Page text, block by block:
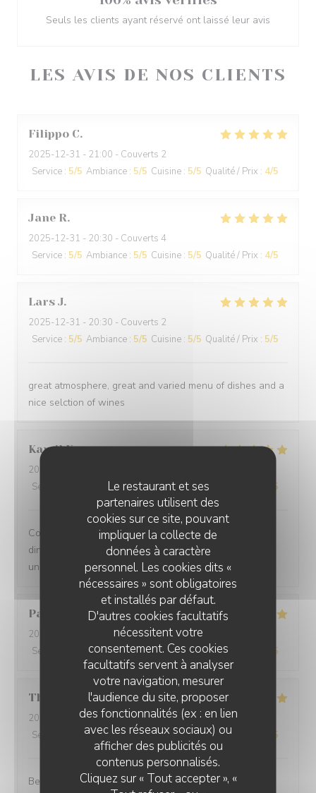
Le restaurant et ses
partenaires utilisent des
cookies sur ce site, pouvant
impliquer la collecte de
données à caractère
personnel. Les cookies dits «
nécessaires » sont obligatoires
et installés par défaut.
D'autres cookies facultatifs
nécessitent votre
consentement. Ces cookies
facultatifs servent à analyser
votre navigation, mesurer
l'audience du site, proposer
des fonctionnalités (ex : en lien
avec les réseaux sociaux) ou
afficher des publicités ou
contenus personnalisés.
Cliquez sur « Tout accepter », «
LES AVIS DE NOS CLIENTS
Filippo C
2025-12-31 - 21:00 - Couverts 2
Service : 5/5 Ambiance : 5/5 Cuisine : 5/5 Qualité / Prix : 4/5
Jane R
2025-12-31 - 20:30 - Couverts 4
Service : 5/5 Ambiance : 5/5 Cuisine : 5/5 Qualité / Prix : 4/5
Lars J
2025-12-31 - 20:30 - Couverts 2
Service : 5/5 Ambiance : 5/5 Cuisine : 5/5 Qualité / Prix : 5/5
great atmosphere, great and varied menu of dishes and a
nice selction of wines
Kamil K
2025-12-31
Service
Ambiance:5/5 Cuisine:5/5 Qualité / Prix /5
Comprehensive restaurant with friendly service. The
dinner was tasty with fresh ingredients and served with
unexpected flavors.
Paolo
2025-12-29
- 20:00 - Couverts 2
Service
Ambiance:5/5 Cuisine: 5/5 Qualité / Prix /5
Thomas
2025-12-31- 20:00 - Couverts 2
Service
Ambiance : 5/5 Cuisine: 5/5 Qualité / Prix /5
Best cuisine in old Nice.
Seuls les clients ayant réservé ont laissé leur avis